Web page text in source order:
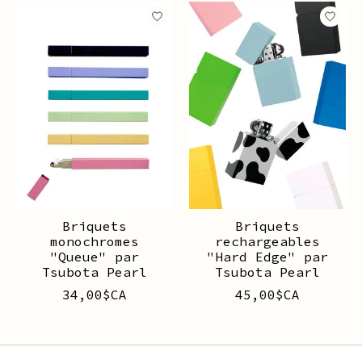
Briquets
monochromes
"Queue" par
Tsubota Pearl
34,00$CA
Briquets
rechargeables
"Hard Edge" par
Tsubota Pearl
45,00$CA